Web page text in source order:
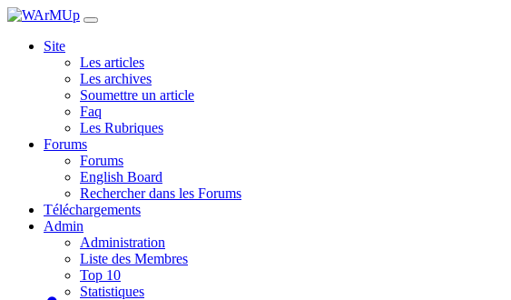
Site
Les articles
Les archives
Soumettre un article
Faq
Les Rubriques
Forums
Forums
English Board
Rechercher dans les Forums
Téléchargements
Admin
Administration
Liste des Membres
Top 10
Statistiques